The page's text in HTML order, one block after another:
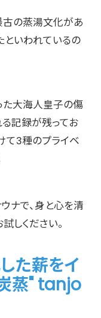
古の蒸湯文化があ
といわれているの
た⼤海⼈皇⼦の傷
記録が残ってお
て3種のプライベ
ナで、身と心を清
しください。
た薪をイ
蒸" tanjo